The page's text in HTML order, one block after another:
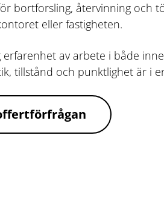
bortforsling, återvinning och
eller fastigheten.
erfarenhet av arbete i både
tillstånd och punktlighet är i